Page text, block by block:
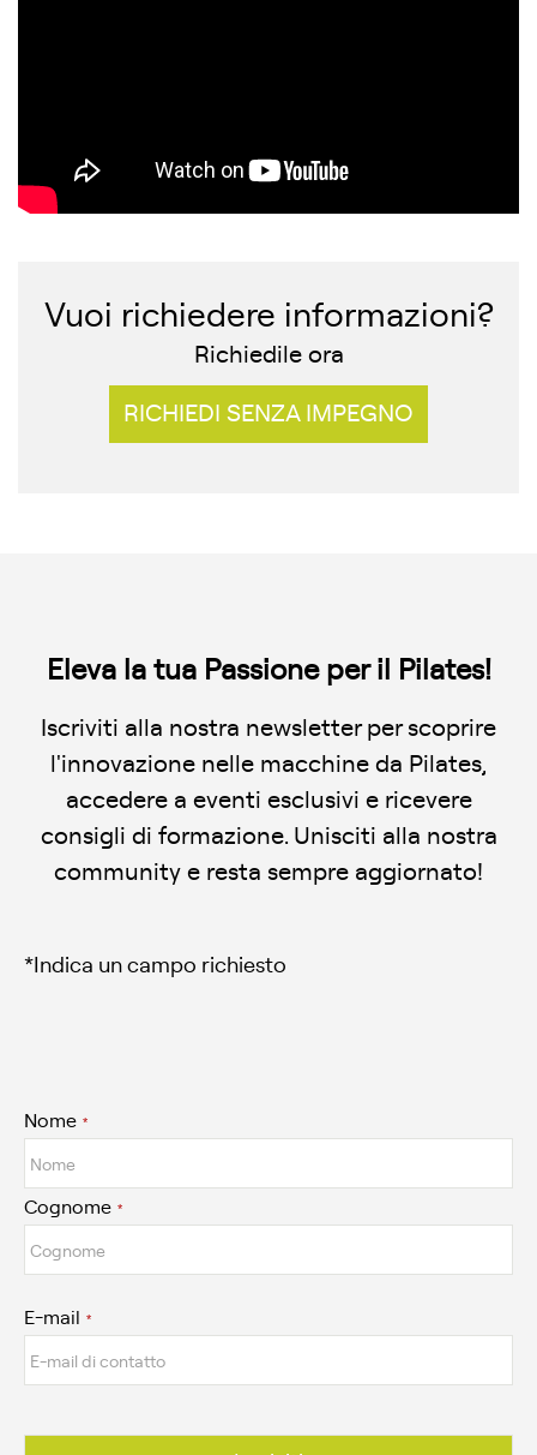
Vuoi richiedere informazioni?
Richiedile ora
RICHIEDI SENZA IMPEGNO
Eleva la tua Passione per il Pilates!
Iscriviti alla nostra newsletter per scoprire
l'innovazione nelle macchine da Pilates,
accedere a eventi esclusivi e ricevere
consigli di formazione. Unisciti alla nostra
community e resta sempre aggiornato!
*Indica un campo richiesto
Nome *
Cognome *
E-mail *